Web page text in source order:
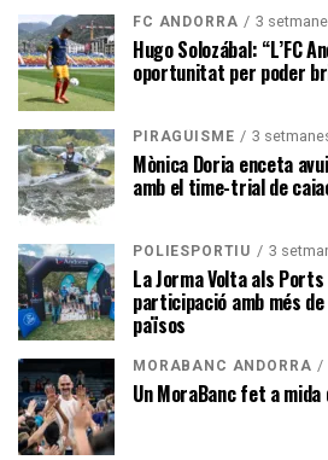
FC ANDORRA 3
Hugo Solozábal: “L’FC
oportunitat per poder
PIRAGÜISME 3
Mònica Doria enceta
amb el time-trial de
POLIESPORTIU 3
La Jorma Volta als
participació amb més
països
MORABANC ANDORRA
Un MoraBanc fet a mida